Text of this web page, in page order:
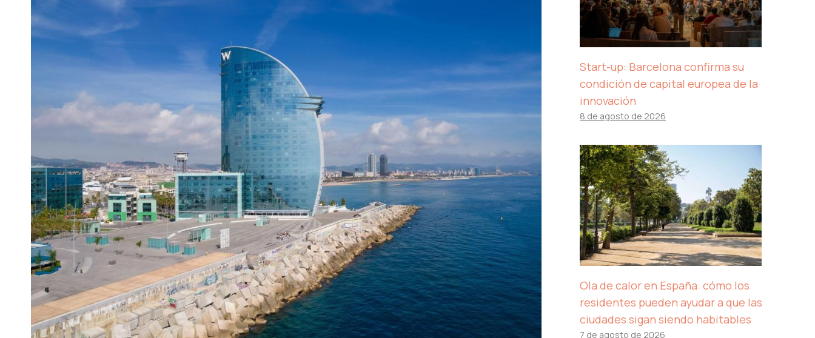
Start-up: Barcelona confirma su
condición de capital europea de la
innovación
8 de agosto de 2026
Ola de calor en España: cómo los
residentes pueden ayudar a que las
ciudades sigan siendo habitables
7 de agosto de 2026